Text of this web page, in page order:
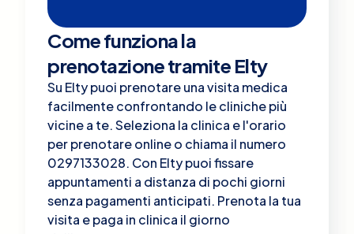
Come funziona la
prenotazione tramite Elty
Su Elty puoi prenotare una visita medica
facilmente confrontando le cliniche più
vicine a te. Seleziona la clinica e l'orario
per prenotare online o chiama il numero
0297133028. Con Elty puoi fissare
appuntamenti a distanza di pochi giorni
senza pagamenti anticipati. Prenota la tua
visita e paga in clinica il giorno